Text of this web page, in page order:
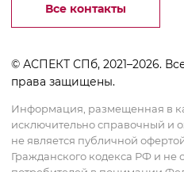
Все контакты
© АСПЕКТ СПб, 2021–2026.
права защищены.
Информация, размещенная в
исключительно справочный и
не является публичной
Гражданского кодекса РФ и не